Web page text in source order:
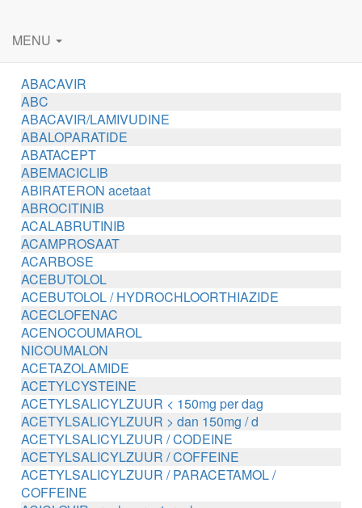
MENU
ABACAVIR
ABC
ABACAVIR/LAMIVUDINE
ABALOPARATIDE
ABATACEPT
ABEMACICLIB
ABIRATERON acetaat
ABROCITINIB
ACALABRUTINIB
ACAMPROSAAT
ACARBOSE
ACEBUTOLOL
ACEBUTOLOL / HYDROCHLOORTHIAZIDE
ACECLOFENAC
ACENOCOUMAROL
NICOUMALON
ACETAZOLAMIDE
ACETYLCYSTEINE
ACETYLSALICYLZUUR < 150mg per dag
ACETYLSALICYLZUUR > dan 150mg / d
ACETYLSALICYLZUUR / CODEINE
ACETYLSALICYLZUUR / COFFEINE
ACETYLSALICYLZUUR / PARACETAMOL /
COFFEINE